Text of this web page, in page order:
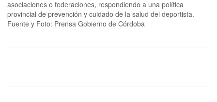
asociaciones o federaciones, respondiendo a una política
provincial de prevención y cuidado de la salud del deportista.
Fuente y Foto: Prensa Gobierno de Córdoba